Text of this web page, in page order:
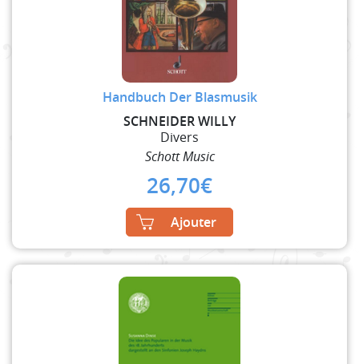
Handbuch Der Blasmusik
SCHNEIDER WILLY
Divers
Schott Music
26,70€
Ajouter